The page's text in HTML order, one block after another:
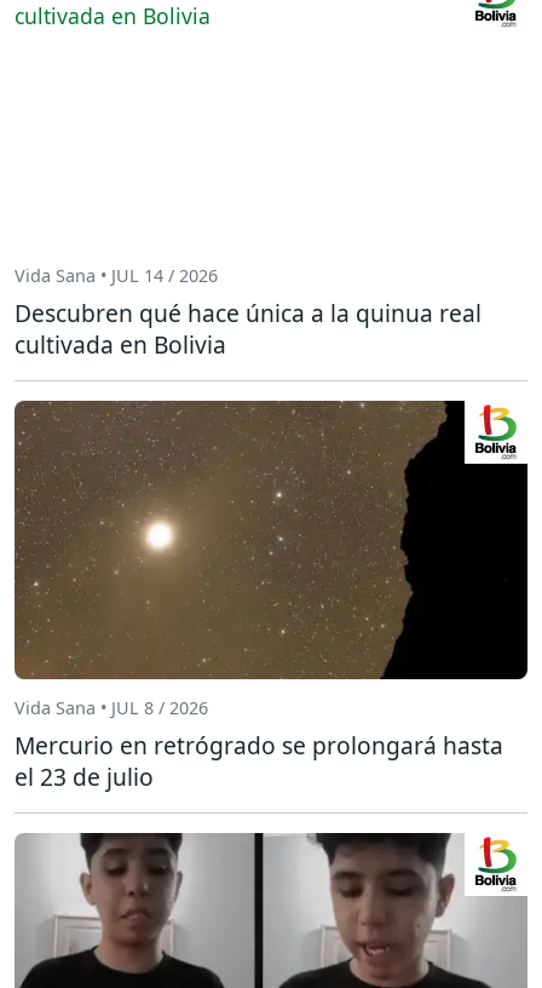
Vida Sana • JUL 14 / 2026
Descubren qué hace única a la quinua real
cultivada en Bolivia
Vida Sana • JUL 8 / 2026
Mercurio en retrógrado se prolongará hasta
el 23 de julio